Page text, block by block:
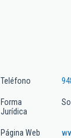
Teléfono
Forma
Jurídica
Página Web